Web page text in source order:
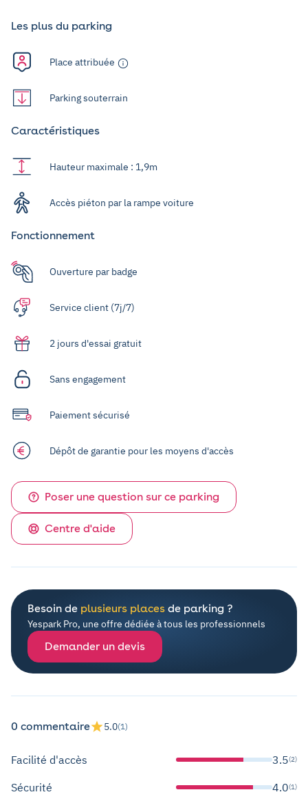
Les plus du parking
Place attribuée
Parking souterrain
Caractéristiques
Hauteur maximale : 1,9m
Accès piéton par la rampe voiture
Fonctionnement
Ouverture par badge
Service client (7j/7)
2 jours d'essai gratuit
Sans engagement
Paiement sécurisé
Dépôt de garantie pour les moyens d'accès
Poser une question sur ce parking
Centre d'aide
Besoin de plusieurs places de parking ?
Yespark Pro, une offre dédiée à tous les professionnels
Demander un devis
0 commentaire 5.0(1)
Facilité d'accès 3.5(2)
Sécurité 4.0(1)